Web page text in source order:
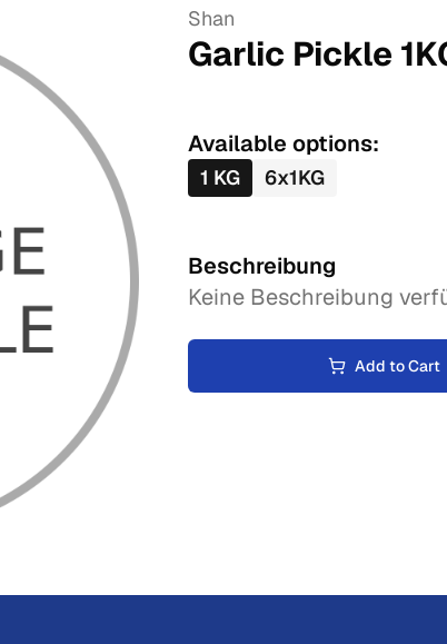
Shan
Garlic Pickle 1
Available options:
1 KG 6x1KG
Beschreibung
Keine Beschreibung
Add to Cart